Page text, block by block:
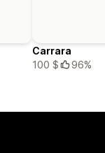
Carrara
100 $
96%